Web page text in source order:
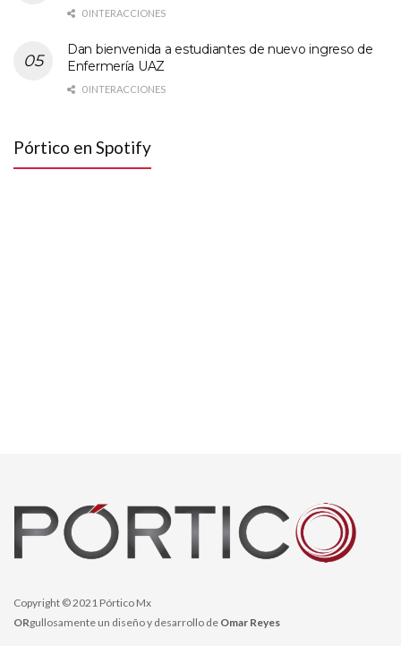
0 INTERACCIONES
Dan bienvenida a estudiantes de nuevo ingreso de
Enfermería UAZ
0 INTERACCIONES
Pórtico en Spotify
Copyright © 2021 Pórtico Mx
ORgullosamente un diseño y desarrollo de Omar Reyes